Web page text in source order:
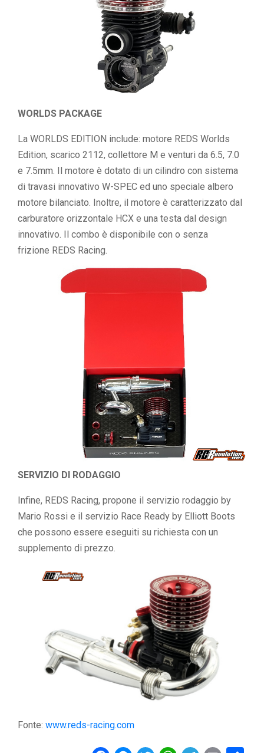
WORLDS PACKAGE
La WORLDS EDITION include: motore REDS Worlds
Edition, scarico 2112, collettore M e venturi da 6.5, 7.0
e 7.5mm. Il motore è dotato di un cilindro con sistema
di travasi innovativo W-SPEC ed uno speciale albero
motore bilanciato. Inoltre, il motore è caratterizzato dal
carburatore orizzontale HCX e una testa dal design
innovativo. Il combo è disponibile con o senza
frizione REDS Racing.
SERVIZIO DI RODAGGIO
Infine, REDS Racing, propone il servizio rodaggio by
Mario Rossi e il servizio Race Ready by Elliott Boots
che possono essere eseguiti su richiesta con un
supplemento di prezzo.
Fonte: www.reds-racing.com